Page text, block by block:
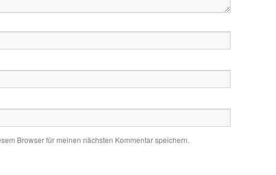
Browser für meinen nächsten Kommentar speichern.